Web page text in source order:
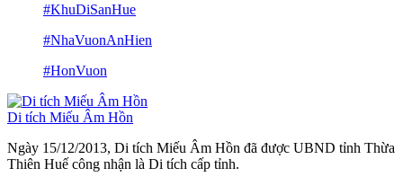
#KhuDiSanHue
#NhaVuonAnHien
#HonVuon
Di tích Miếu Âm Hồn
Ngày 15/12/2013, Di tích Miếu Âm Hồn đã được UBND tỉnh Thừa
Thiên Huế công nhận là Di tích cấp tỉnh.